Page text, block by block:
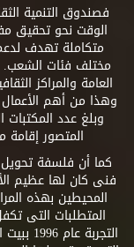
فصندوق التنمية
الوقت نحو تحقيق
متكاملة تهدف
مختلف فئات
العامة والمراكز
وهذا من أهم
وبلغ عدد
المتصور إقامة
كما أن فلسفة تحويل
فنى كان لها عظيم
المحيطين بهذه
المتطلبات التى